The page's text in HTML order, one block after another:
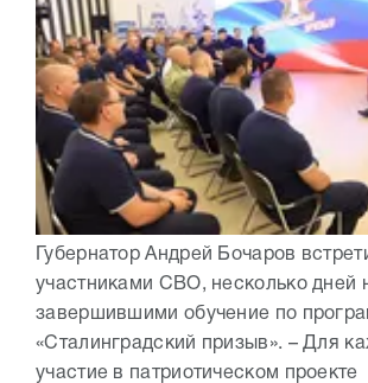
Губернатор Андрей Бочаров
участниками СВО, несколько дней
завершившими обучение по
«Сталинградский призыв». – Для
участие в патриотическом проекте